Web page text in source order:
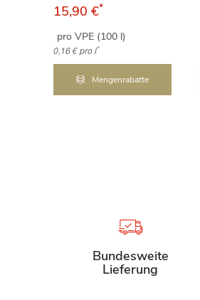
15,90 €*
pro VPE (100 l)
0,16 €pro l*
Mengenrabatte
Bundesweite
Lieferung